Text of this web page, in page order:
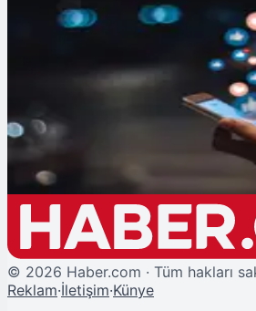
Bakan Göktaş Duyurdu: 15 Yaş Altı Çocuklar
Doğrulama Sistemi Geliyor!
© 2026 Haber.com · Tüm hakları
Reklam·İletişim·Künye